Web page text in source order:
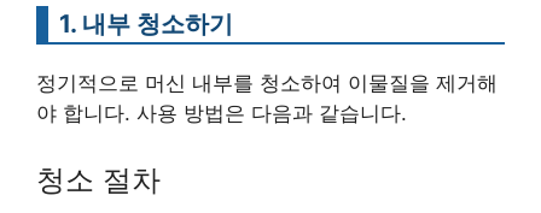
1. 내부 청소하기
정기적으로 머신 내부를 청소하여 이물질을 제거해
야 합니다. 사용 방법은 다음과 같습니다.
청소 절차